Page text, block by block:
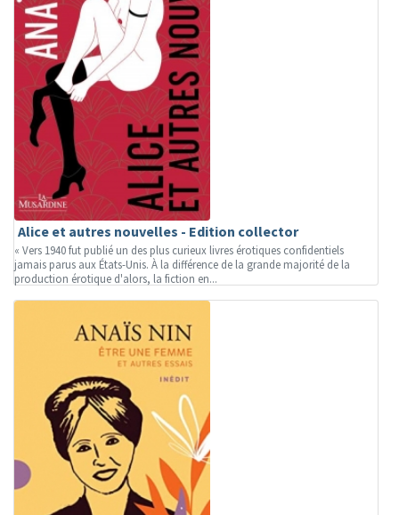
Alice et autres nouvelles - Edition collector
« Vers 1940 fut publié un des plus curieux livres érotiques confidentiels
jamais parus aux États-Unis. À la différence de la grande majorité de la
production érotique d'alors, la fiction en...